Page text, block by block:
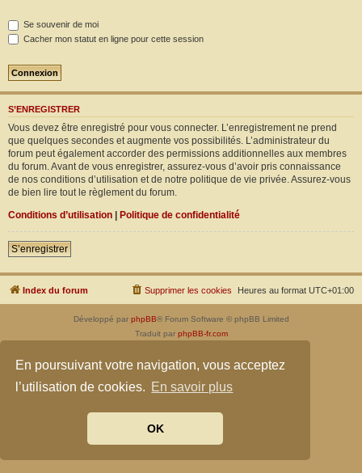
En poursuivant votre navigation, vous acceptez
l’utilisation de cookies. En savoir plus
OK
Se souvenir de moi
Cacher mon statut en ligne pour cette session
S’ENREGISTRER
Vous devez être enregistré pour vous connecter. L’enregistrement ne prend
que quelques secondes et augmente vos possibilités. L’administrateur du
forum peut également accorder des permissions additionnelles aux membres
du forum. Avant de vous enregistrer, assurez-vous d’avoir pris connaissance
de nos conditions d’utilisation et de notre politique de vie privée. Assurez-vous
de bien lire tout le règlement du forum.
Conditions d’utilisation | Politique de confidentialité
S’enregistrer
Index du forum Heures au format UTC+01:00
Supprimer les cookies
Développé par phpBB® Forum Software © phpBB Limited
Traduit par phpBB-fr.com